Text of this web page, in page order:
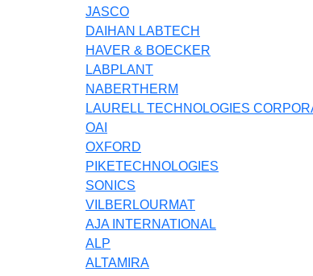
JASCO
DAIHAN LABTECH
HAVER & BOECKER
LABPLANT
NABERTHERM
LAURELL TECHNOLOGIES
OAI
OXFORD
PIKETECHNOLOGIES
SONICS
VILBERLOURMAT
AJA INTERNATIONAL
ALP
ALTAMIRA